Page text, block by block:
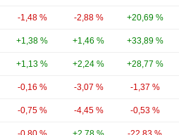
-1,48 % -2,88 % +20,69 %
+1,38 % +1,46 % +33,89 %
+1,13 % +2,24 % +28,77 %
-0,16 % -3,07 % -1,37 %
-0,75 % -4,45 % -0,53 %